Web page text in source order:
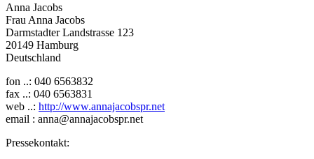
Anna Jacobs
Frau Anna Jacobs
Darmstadter Landstrasse 123
20149 Hamburg
Deutschland
fon ..: 040 6563832
fax ..: 040 6563831
web ..: http://www.annajacobspr.net
email : anna@annajacobspr.net
Pressekontakt: